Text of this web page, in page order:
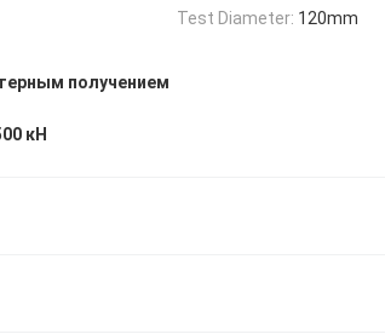
Test Diameter: 120mm
получением
кН